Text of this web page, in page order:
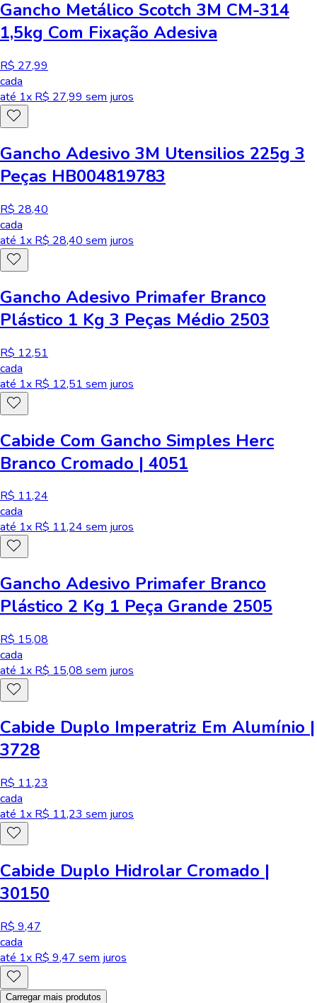
Gancho Metálico Scotch 3M CM-314
1,5kg Com Fixação Adesiva
R$ 27,99
cada
até 1x R$ 27,99 sem juros
Gancho Adesivo 3M Utensilios 225g 3
Peças HB004819783
R$ 28,40
cada
até 1x R$ 28,40 sem juros
Gancho Adesivo Primafer Branco
Plástico 1 Kg 3 Peças Médio 2503
R$ 12,51
cada
até 1x R$ 12,51 sem juros
Cabide Com Gancho Simples Herc
Branco Cromado | 4051
R$ 11,24
cada
até1x R$11,24sem juros
Gancho Adesivo Primafer Branco
Plástico 2 Kg 1 Peça Grande 2505
R$ 15,08
cada
até 1x R$ 15,08 sem juros
Cabide Duplo Imperatriz Em Alumínio |
3728
R$ 11,23
cada
até 1x R$ 11,23 sem juros
Cabide Duplo Hidrolar Cromado |
30150
R$ 9,47
cada
até 1x R$ 9,47 sem juros
Carregar mais produtos